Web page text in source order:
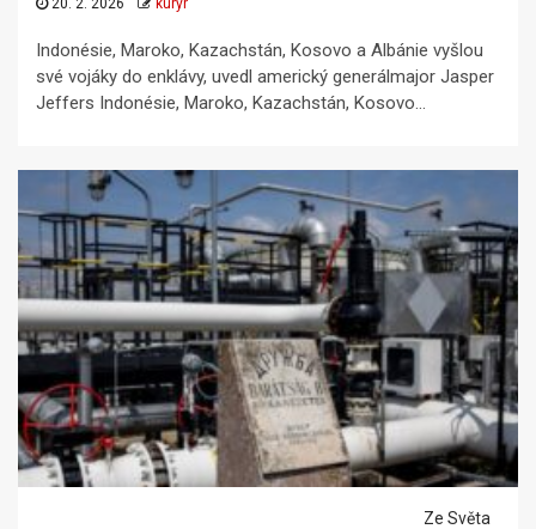
20. 2. 2026 kuryr
Indonésie, Maroko, Kazachstán, Kosovo a Albánie vyšlou
své vojáky do enklávy, uvedl americký generálmajor Jasper
Jeffers Indonésie, Maroko, Kazachstán, Kosovo...
Ze Světa